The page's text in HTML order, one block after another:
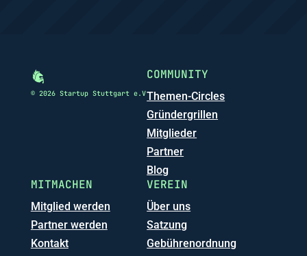
© 2026 Startup Stuttgart e.V
COMMUNITY
Themen-Circles
Gründergrillen
Mitglieder
Partner
Blog
MITMACHEN
Mitglied werden
Partner werden
Kontakt
VEREIN
Über uns
Satzung
Gebührenordnung